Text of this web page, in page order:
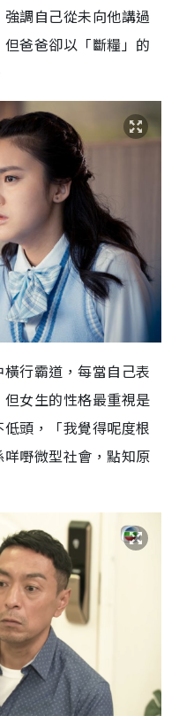
調自己從未向他講過
爸爸卻以「斷糧」的
行霸道，每當自己表
女生的性格最重視是
頭，「我覺得呢度根
嘢微型社會，點知原